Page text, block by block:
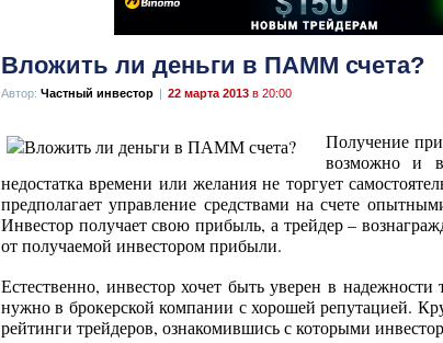
Вложить ли деньги в ПАММ счета?
Автор: Частный инвестор | 22 марта 2013 в 20:00
Получение
возможно и
недостатка времени или желания не торгует
предполагает управление средствами на счете
Инвестор получает свою прибыль, а трейдер –
от получаемой инвестором прибыли.
Естественно, инвестор хочет быть уверен в
нужно в брокерской компании с хорошей репутацией.
рейтинги трейдеров, ознакомившись с которыми